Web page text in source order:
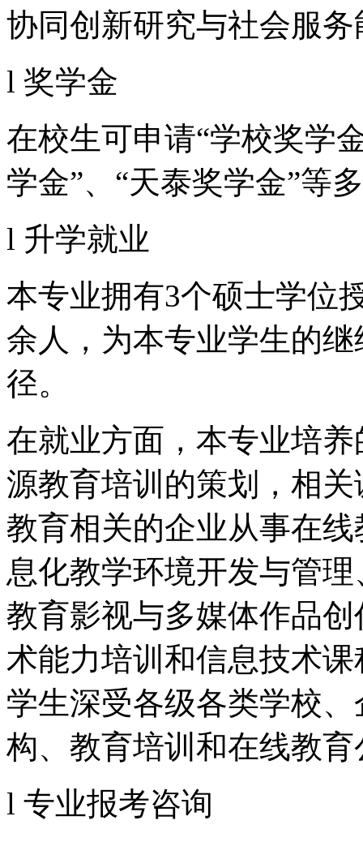
协同创新研究与社会服务
l 奖学金
在校生可申请“学校奖学
学金”、“天泰奖学金”等
l 升学就业
本专业拥有3个硕士学位
余人，为本专业学生的
径。
在就业方面，本专业培
源教育培训的策划，相
教育相关的企业从事在
息化教学环境开发与管
教育影视与多媒体作品
术能力培训和信息技术
学生深受各级各类学校
构、教育培训和在线教
l 专业报考咨询